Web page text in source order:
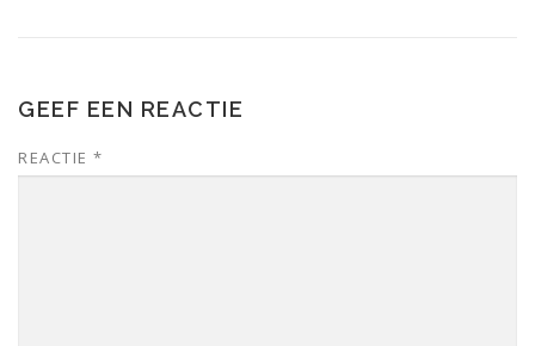
GEEF EEN REACTIE
REACTIE *